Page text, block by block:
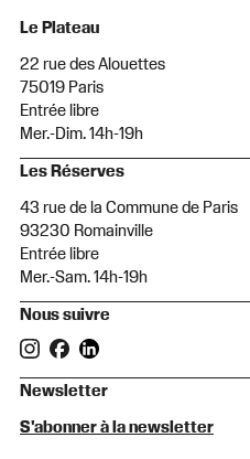
Le Plateau
22 rue des Alouettes
75019 Paris
Entrée libre
Mer.-Dim. 14h-19h
Les Réserves
43 rue de la Commune de Paris
93230 Romainville
Entrée libre
Mer.-Sam. 14h-19h
Nous suivre
Newsletter
S'abonner à la newsletter